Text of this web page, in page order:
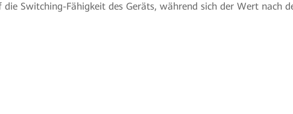
Switching-Fähigkeit des Geräts, während sich der Wert nach